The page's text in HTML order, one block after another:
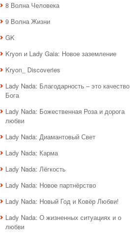
8 Волна Человека
9 Волна Жизни
GK
Kryon и Lady Gaia: Новое заземление
Kryon_ Discoveries
Lady Nada: Благодарность – это качество
Бога
Lady Nada: Божественная Роза и дорога
любви
Lady Nada: Диамантовый Свет
Lady Nada: Карма
Lady Nada: Лёгкость
Lady Nada: Новое партнёрство
Lady Nada: Новый Год и Ковёр Любви!
Lady Nada: О жизненных ситуациях и о
любви